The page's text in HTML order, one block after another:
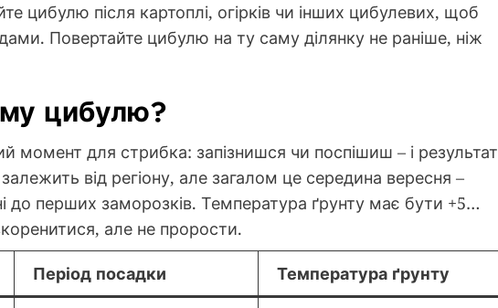
цибулю після картоплі, огірків чи інших цибулевих, щоб
Повертайте цибулю на ту саму ділянку не раніше, ніж
цибулю?
момент для стрибка: запізнишся чи поспішиш – і результат
від регіону, але загалом це середина вересня –
до перших заморозків. Температура ґрунту має бути +5…
але не прорости.
Період посадки Температура ґрунту